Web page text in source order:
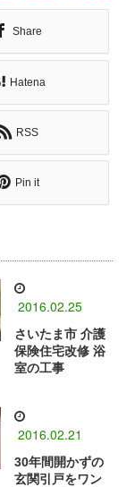
Share
Hatena
RSS
Pin it
2016.02.25
さいたま市 介護
保険住宅改修 浴
室の工事
2016.02.21
30年間開かずの
玄関引戸をワン